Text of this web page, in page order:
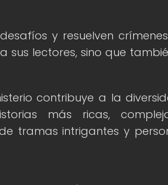
y resuelven
sus lectores, sino que
contribuye a la
más ricas,
tramas intrigantes y